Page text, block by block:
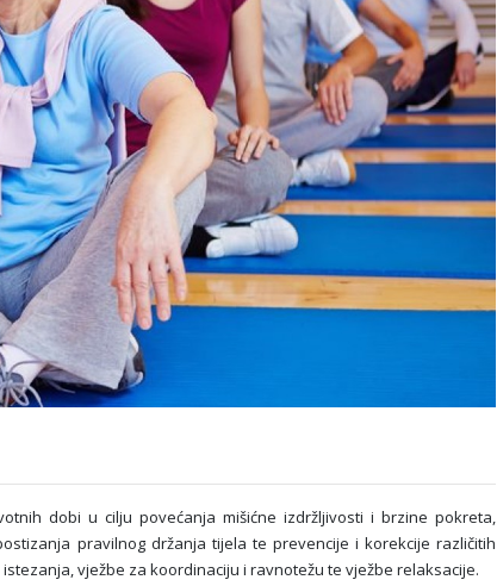
dobi u cilju povećanja mišićne izdržljivosti i brzine pokreta,
pravilnog držanja tijela te prevencije i korekcije različitih
vježbe za koordinaciju i ravnotežu te vježbe relaksacije.